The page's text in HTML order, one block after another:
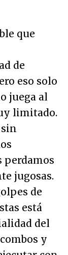
que
de
eso solo
juega al
limitado.
perdamos
jugosas.
de
está
del
y